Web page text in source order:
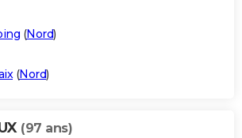
(Nord)
(Nord)
(97 ans)